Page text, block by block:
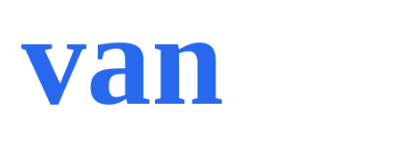
van